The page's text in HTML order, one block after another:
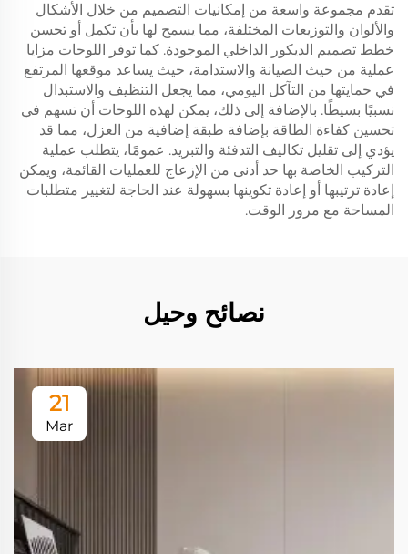
تقدم مجموعة واسعة من إمكانيات التصميم من خلال الأشكال
والألوان والتوزيعات المختلفة، مما يسمح لها بأن تكمل أو تحسن
خطط تصميم الديكور الداخلي الموجودة. كما توفر اللوحات مزايا
عملية من حيث الصيانة والاستدامة، حيث يساعد موقعها المرتفع
في حمايتها من التآكل اليومي، مما يجعل التنظيف والاستبدال
نسبيًا بسيطًا. بالإضافة إلى ذلك، يمكن لهذه اللوحات أن تسهم في
تحسين كفاءة الطاقة بإضافة طبقة إضافية من العزل، مما قد
يؤدي إلى تقليل تكاليف التدفئة والتبريد. عمومًا، يتطلب عملية
التركيب الخاصة بها حد أدنى من الإزعاج للعمليات القائمة، ويمكن
إعادة ترتيبها أو إعادة تكوينها بسهولة عند الحاجة لتغيير متطلبات
المساحة مع مرور الوقت.
نصائح وحيل
21
Mar